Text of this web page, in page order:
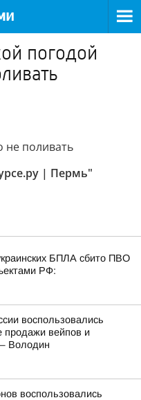
погодой
не поливать
| Пермь"
БПЛА сбито ПВО
РФ:
воспользовались
продажи вейпов и
Володин
воспользовались